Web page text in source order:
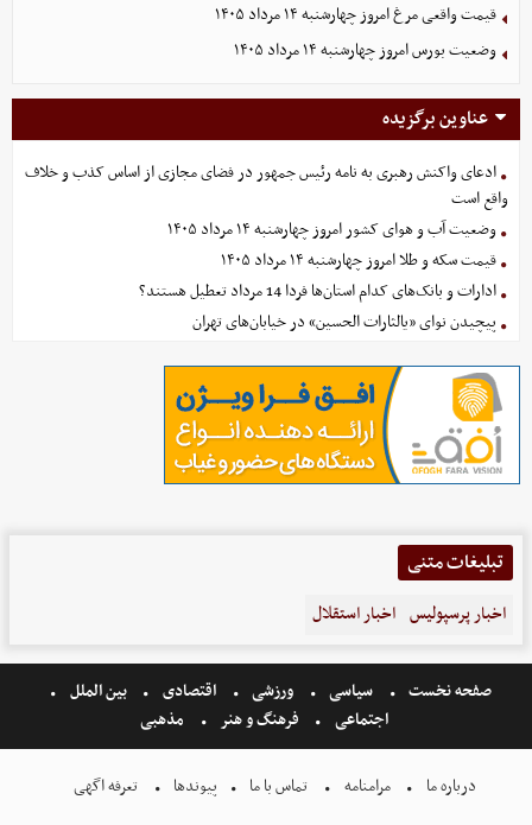
قیمت واقعی مرغ امروز چهارشنبه ۱۴ مرداد ۱۴۰۵
وضعیت بورس امروز چهارشنبه ۱۴ مرداد ۱۴۰۵
عناوین برگزیده
ادعای واکنش رهبری به نامه رئیس جمهور در فضای مجازی از اساس کذب و خلاف
واقع است
وضعیت آب و هوای کشور امروز چهارشنبه ۱۴ مرداد ۱۴۰۵
قیمت سکه و طلا امروز چهارشنبه ۱۴ مرداد ۱۴۰۵
ادارات و بانک‌های کدام استان‌ها فردا 14 مرداد تعطیل هستند؟
پیچیدن نوای «یالثارات الحسین» در خیابان‌های تهران
تبلیغات متنی
اخبار پرسپولیس اخبار استقلال
صفحه نخست سیاسی ورزشی اقتصادی
بین الملل
اجتماعی
فرهنگ و هنر مذهبی
درباره ما مرامنامه تماس با ما پیوندها تعرفه اگهی